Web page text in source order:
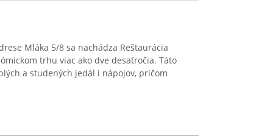
Mláka 5/8 sa nachádza Reštaurácia
trhu viac ako dve desaťročia. Táto
a studených jedál i nápojov, pričom